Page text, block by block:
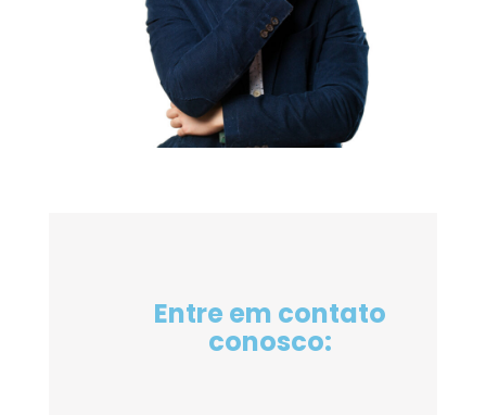
Entre em contato
conosco: